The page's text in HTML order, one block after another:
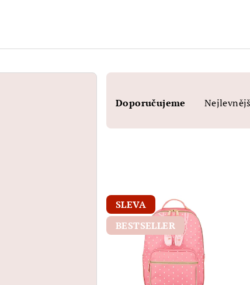
a
z
í
p
Doporučujeme
V
ý
p
SLEVA
BESTSELLER